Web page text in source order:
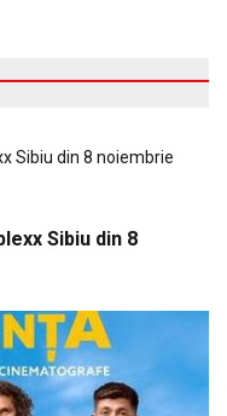
Sibiu din 8